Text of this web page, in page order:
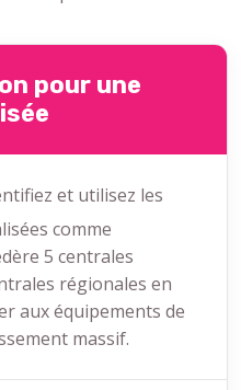
pour une
et utilisez les
comme
5 centrales
régionales en
aux équipements de
massif.